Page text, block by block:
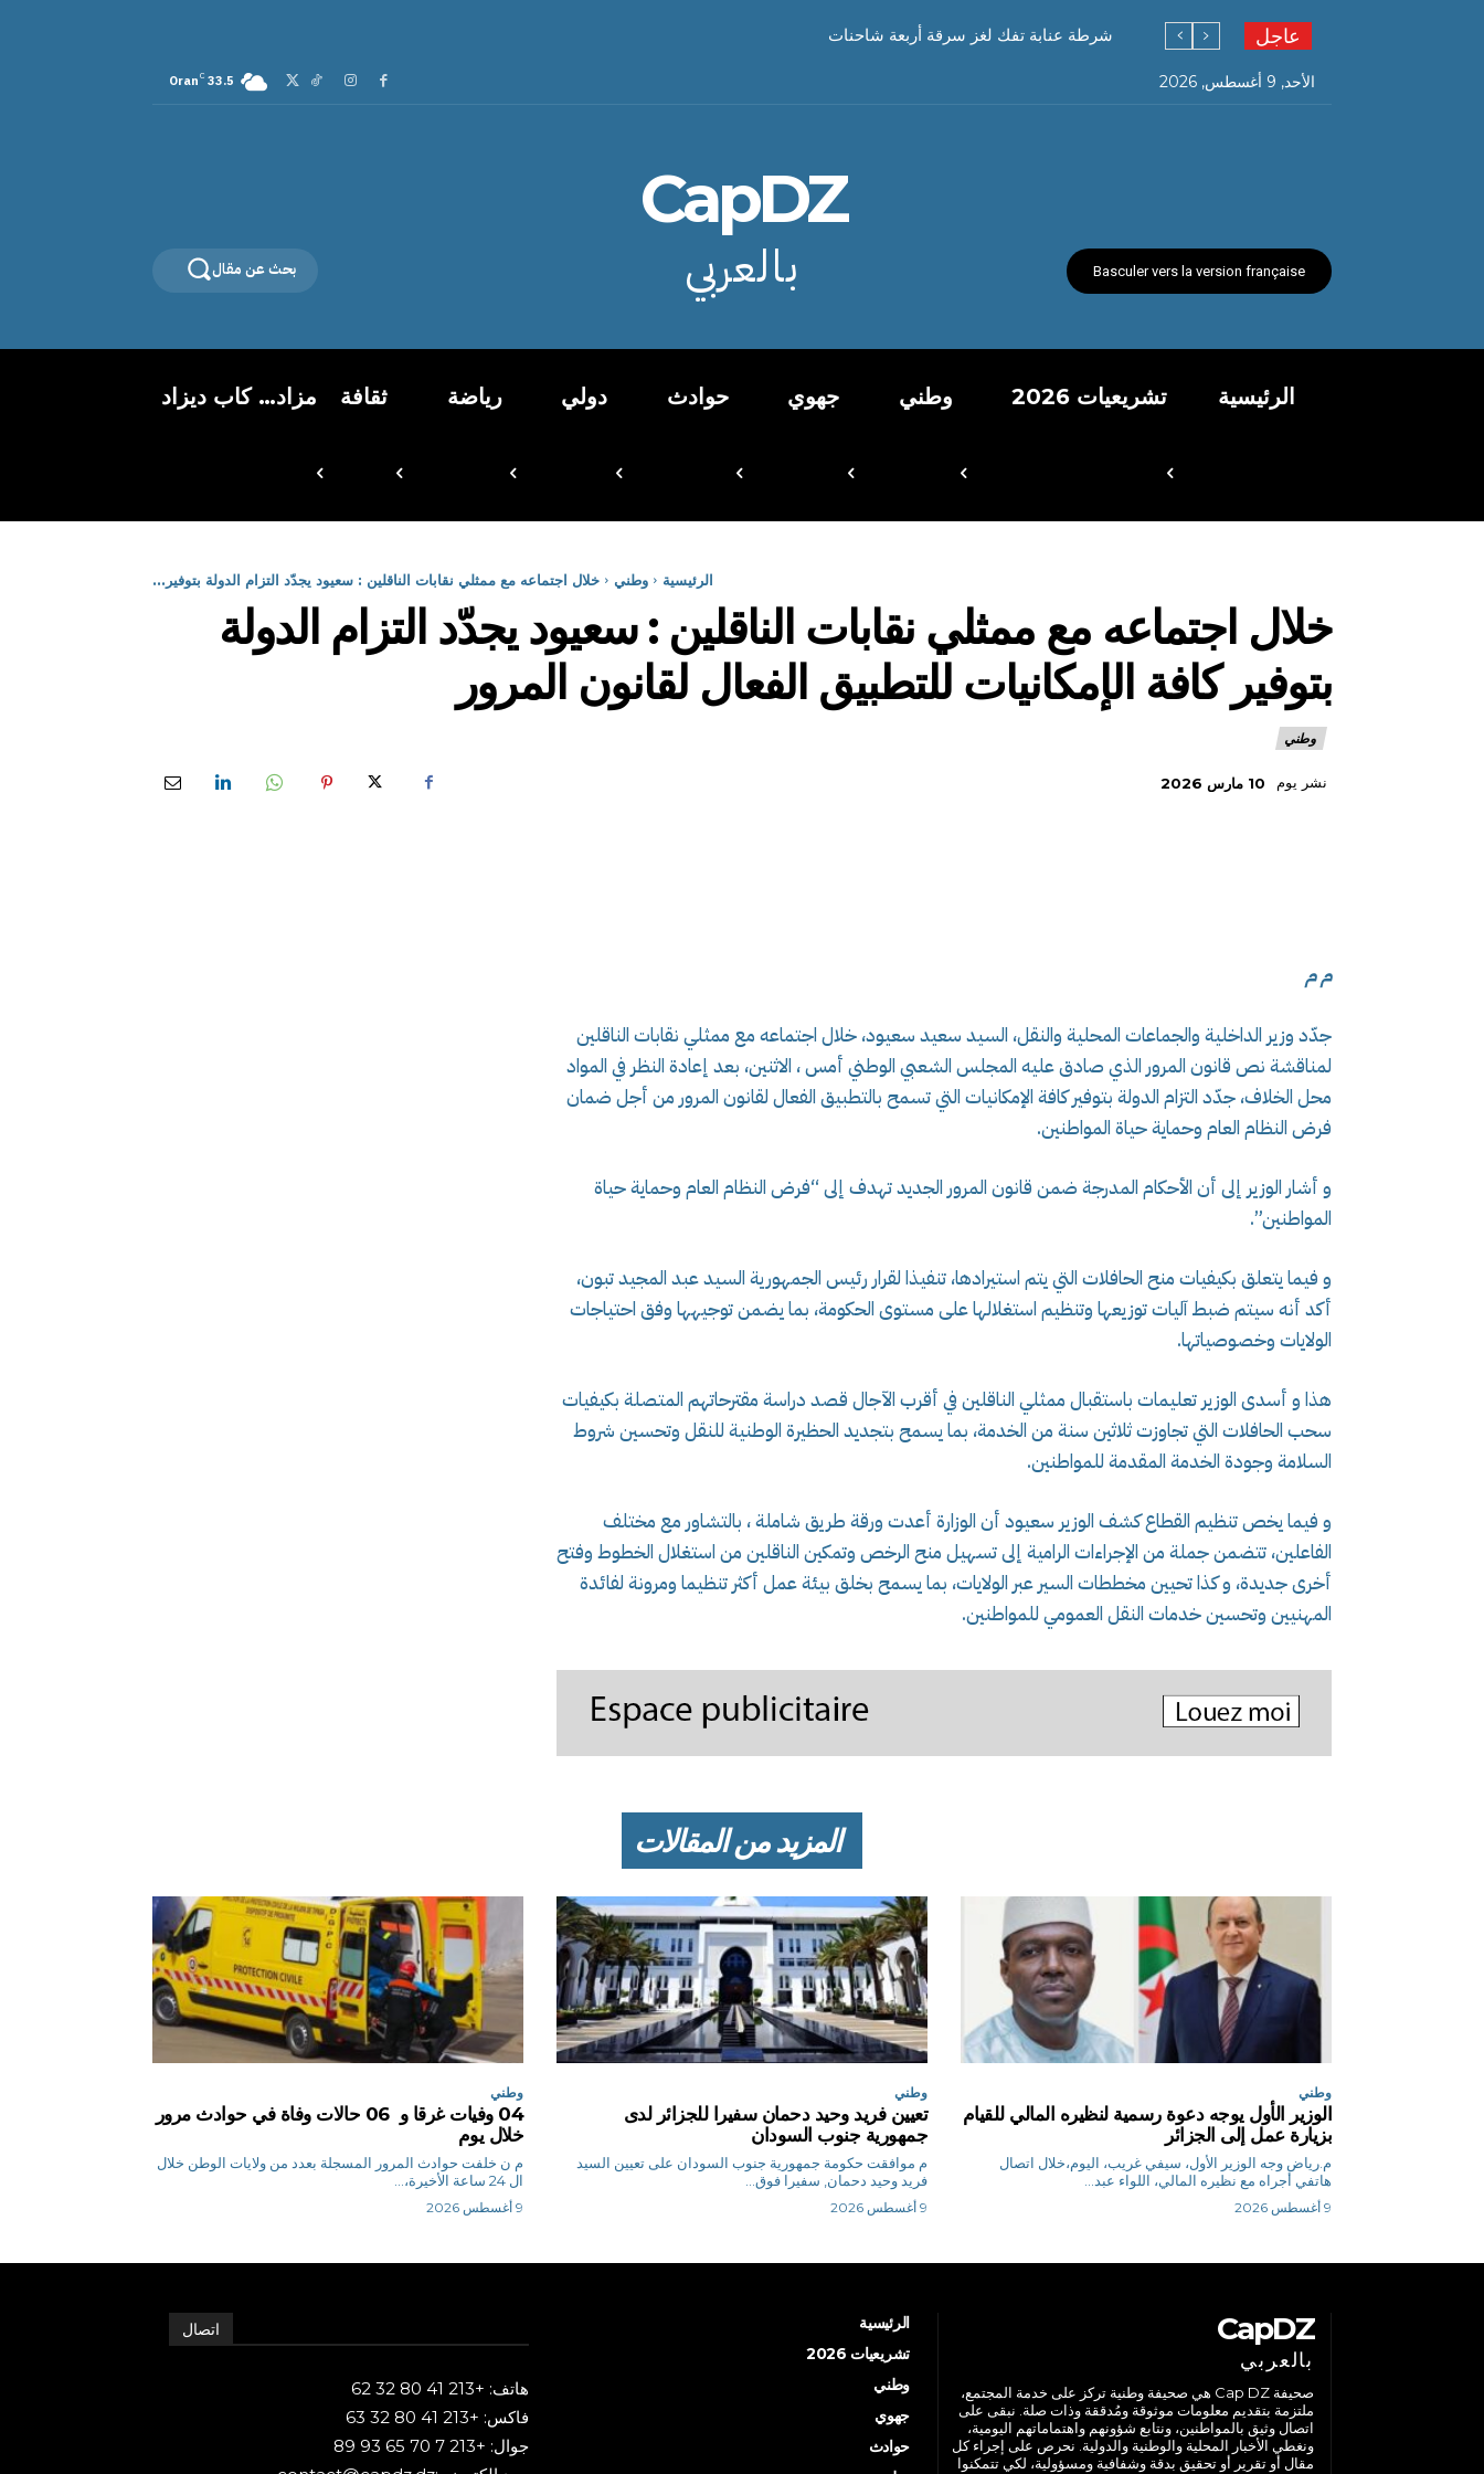
عاجل شرطة عنابة تفك لغز سرقة أربعة شاحنات
الأحد, 9 أغسطس, 2026 33.5
C
Oran
Basculer vers la version française
CapDZ
بالعربي بحث عن مقال
الرئيسية تشريعيات 2026 وطني جهوي حوادث دولي رياضة ثقافة مزاد… كاب ديزاد
الرئيسية وطني خلال اجتماعه مع ممثلي نقابات الناقلين : سعيود يجدّد التزام الدولة بتوفير...
خلال اجتماعه مع ممثلي نقابات الناقلين : سعيود يجدّد التزام الدولة
بتوفير كافة الإمكانيات للتطبيق الفعال لقانون المرور
وطني
نشر يوم 10 مارس 2026
م م
جدّد وزير الداخلية والجماعات المحلية والنقل، السيد سعيد سعيود، خلال اجتماعه مع ممثلي نقابات الناقلين
لمناقشة نص قانون المرور الذي صادق عليه المجلس الشعبي الوطني أمس ، الاثنين، بعد إعادة النظر في المواد
محل الخلاف، جدّد التزام الدولة بتوفير كافة الإمكانيات التي تسمح بالتطبيق الفعال لقانون المرور من أجل ضمان
فرض النظام العام وحماية حياة المواطنين.
و أشار الوزير إلى أن الأحكام المدرجة ضمن قانون المرور الجديد تهدف إلى “فرض النظام العام وحماية حياة
المواطنين”.
و فيما يتعلق بكيفيات منح الحافلات التي يتم استيرادها، تنفيذا لقرار رئيس الجمهورية السيد عبد المجيد تبون،
أكد أنه سيتم ضبط آليات توزيعها وتنظيم استغلالها على مستوى الحكومة، بما يضمن توجيهها وفق احتياجات
الولايات وخصوصياتها.
هذا و أسدى الوزير تعليمات باستقبال ممثلي الناقلين في أقرب الآجال قصد دراسة مقترحاتهم المتصلة بكيفيات
سحب الحافلات التي تجاوزت ثلاثين سنة من الخدمة، بما يسمح بتجديد الحظيرة الوطنية للنقل وتحسين شروط
السلامة وجودة الخدمة المقدمة للمواطنين.
و فيما يخص تنظيم القطاع كشف الوزير سعيود أن الوزارة أعدت ورقة طريق شاملة ، بالتشاور مع مختلف
الفاعلين، تتضمن جملة من الإجراءات الرامية إلى تسهيل منح الرخص وتمكين الناقلين من استغلال الخطوط وفتح
أخرى جديدة، و كذا تحيين مخططات السير عبر الولايات، بما يسمح بخلق بيئة عمل أكثر تنظيما ومرونة لفائدة
المهنيين وتحسين خدمات النقل العمومي للمواطنين.
المزيد من المقالات
وطني
الوزير الأول يوجه دعوة رسمية لنظيره المالي للقيام
بزيارة عمل إلى الجزائر
م.رياض وجه الوزير الأول، سيفي غريب، اليوم،خلال اتصال
هاتفي أجراه مع نظيره المالي، اللواء عبد...
9 أغسطس 2026
وطني
تعيين فريد وحيد دحمان سفيرا للجزائر لدى
جمهورية جنوب السودان
م موافقت حكومة جمهورية جنوب السودان على تعيين السيد
فريد وحيد دحمان, سفيرا فوق...
9 أغسطس 2026
وطني
04 وفيات غرقا و 06 حالات وفاة في حوادث مرور
خلال يوم
م ن خلفت حوادث المرور المسجلة بعدد من ولايات الوطن خلال
ال 24 ساعة الأخيرة،...
9 أغسطس 2026
CapDZ
بالعربي
صحيفة Cap DZ هي صحيفة وطنية تركز على خدمة المجتمع،
ملتزمة بتقديم معلومات موثوقة ومُدققة وذات صلة. نبقى على
اتصال وثيق بالمواطنين، ونتابع شؤونهم واهتماماتهم اليومية،
ونغطي الأخبار المحلية والوطنية والدولية. نحرص على إجراء كل
مقال أو تقرير أو تحقيق بدقة وشفافية ومسؤولية، لكي تتمكنوا
الرئيسية
تشريعيات 2026
وطني
جهوي
حوادث
اتصال
هاتف: +213 41 80 32 62
فاكس: +213 41 80 32 63
جوال: +213 7 70 65 93 89